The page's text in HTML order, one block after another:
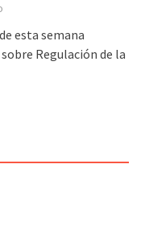
esta semana
Regulación de la